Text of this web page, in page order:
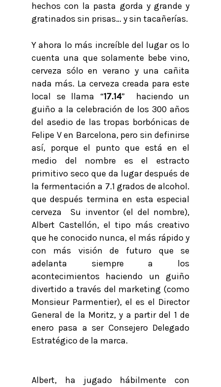
hechos con la pasta gorda y grande y
gratinados sin prisas… y sin tacañerías.
Y ahora lo más increíble del lugar os lo
cuenta una que solamente bebe vino,
cerveza sólo en verano y una cañita
nada más. La cerveza creada para este
local se llama “17.14” haciendo un
guiño a la celebración de los 300 años
del asedio de las tropas borbónicas de
Felipe V en Barcelona, pero sin definirse
así, porque el punto que está en el
medio del nombre es el estracto
primitivo seco que da lugar después de
la fermentación a 7.1 grados de alcohol.
que después termina en esta especial
cerveza Su inventor (el del nombre),
Albert Castellón, el tipo más creativo
que he conocido nunca, el más rápido y
con más visión de futuro que se
adelanta siempre a los
acontecimientos haciendo un guiño
divertido a través del marketing (como
Monsieur Parmentier), el es el Director
General de la Moritz, y a partir del 1 de
enero pasa a ser Consejero Delegado
Estratégico de la marca.
Albert, ha jugado hábilmente con